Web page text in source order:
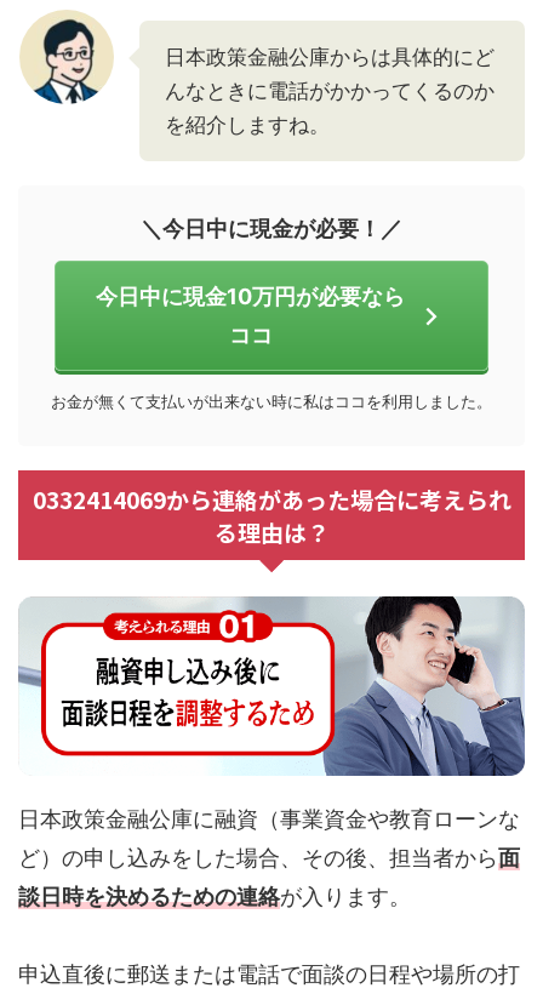
日本政策金融公庫からは具体的にど
んなときに電話がかかってくるのか
を紹介しますね。
＼今日中に現金が必要！／
今日中に現金10万円が必要なら
ココ
お金が無くて支払いが出来ない時に私はココを利用しました。
0332414069から連絡があった場合に考えられ
る理由は？
日本政策金融公庫に融資（事業資金や教育ローンな
ど）の申し込みをした場合、その後、担当者から面
談日時を決めるための連絡が入ります。
申込直後に郵送または電話で面談の日程や場所の打